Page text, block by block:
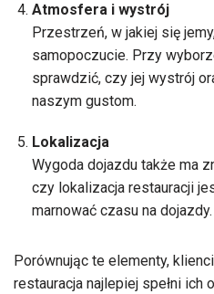
Atmosfera i wystrój
Przestrzeń, w jakiej się
samopoczucie. Przy
sprawdzić, czy jej wystrój
naszym gustom.
Lokalizacja
Wygoda dojazdu także ma
czy lokalizacja restauracji
marnować czasu na dojazdy.
Porównując te elementy,
restauracja najlepiej spełni ich